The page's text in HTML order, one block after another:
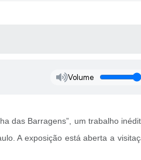
Volume
das Barragens”, um trabalho
A exposição está aberta a